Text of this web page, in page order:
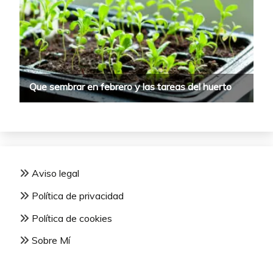
Aviso legal
Política de privacidad
Política de cookies
Sobre Mí